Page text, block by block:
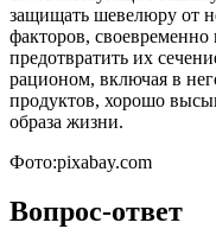
защищать шевелюру от
факторов, своевременно
предотвратить их
рационом, включая в
продуктов, хорошо
образа жизни.
Фото:pixabay.com
Вопрос-ответ